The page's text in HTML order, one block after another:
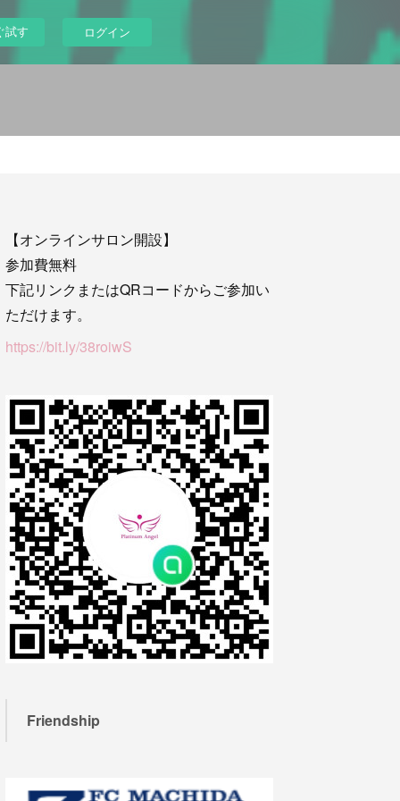
試す ログイン
【オンラインサロン開設】
参加費無料
下記リンクまたはQRコードからご参加い
ただけます。
https://bit.ly/38roiwS
Friendship